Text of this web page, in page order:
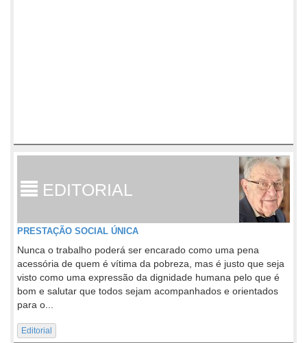
EDITORIAL
PRESTAÇÃO SOCIAL ÚNICA
Nunca o trabalho poderá ser encarado como uma pena
acessória de quem é vítima da pobreza, mas é justo que seja
visto como uma expressão da dignidade humana pelo que é
bom e salutar que todos sejam acompanhados e orientados
para o...
Editorial